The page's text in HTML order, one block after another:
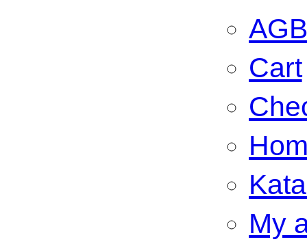
AGB
Cart
My